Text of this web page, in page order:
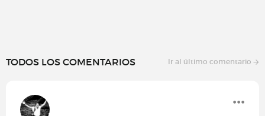
TODOS LOS COMENTARIOS Ir al último comentario